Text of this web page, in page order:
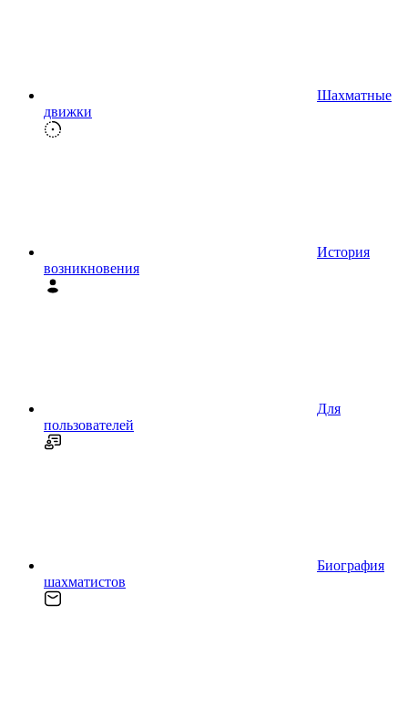
Шахматные
движки
История
возникновения
Для
пользователей
Биография
шахматистов